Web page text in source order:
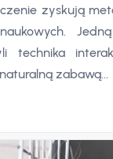
zyskują
technika
zabawą...